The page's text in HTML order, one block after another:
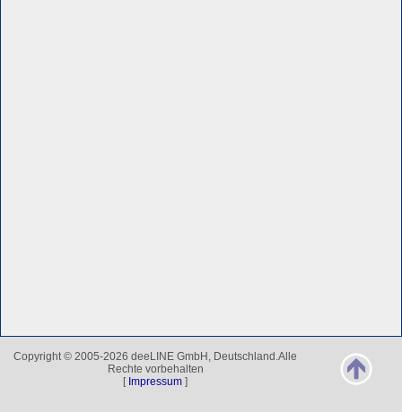
Copyright © 2005-2026 deeLINE GmbH, Deutschland.Alle
Rechte vorbehalten
[ Impressum ]